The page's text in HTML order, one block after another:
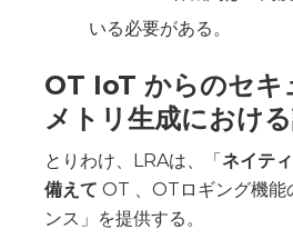
いる必要がある。
OT IoT からのセキ
メトリ生成におけ
とりわけ、LRAは、「ネイテ
備えて OT 、OTロギング機能
ンス」を提供する。